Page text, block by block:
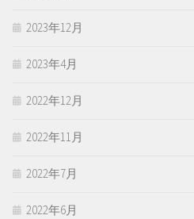
2023年12月
2023年4月
2022年12月
2022年11月
2022年7月
2022年6月